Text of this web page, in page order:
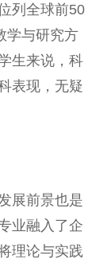
列全球前50
学与研究方
生来说，科
表现，无疑
展前景也是
业融入了企
理论与实践